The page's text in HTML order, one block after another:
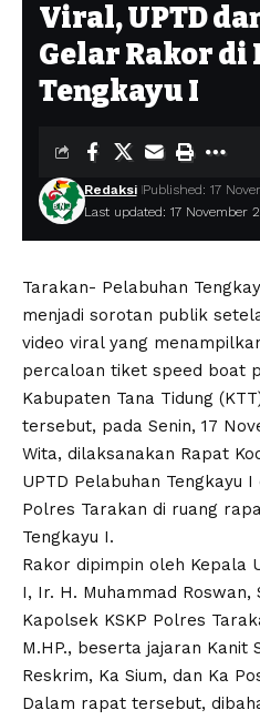
Viral, UPTD
Gelar Rakor di
Tengkayu I
Last updated: 17 November
Redaksi Published: 17
Tarakan- Pelabuhan
menjadi sorotan publik
video viral yang
percaloan tiket speed boat
Kabupaten Tana Tidung
tersebut, pada Senin, 17
Wita, dilaksanakan Rapat
UPTD Pelabuhan Tengkayu
Polres Tarakan di ruang
Tengkayu I.
Rakor dipimpin oleh Kepala
I, Ir. H. Muhammad Roswan,
Kapolsek KSKP Polres
M.HP., beserta jajaran Kanit
Reskrim, Ka Sium, dan Ka
Dalam rapat tersebut,